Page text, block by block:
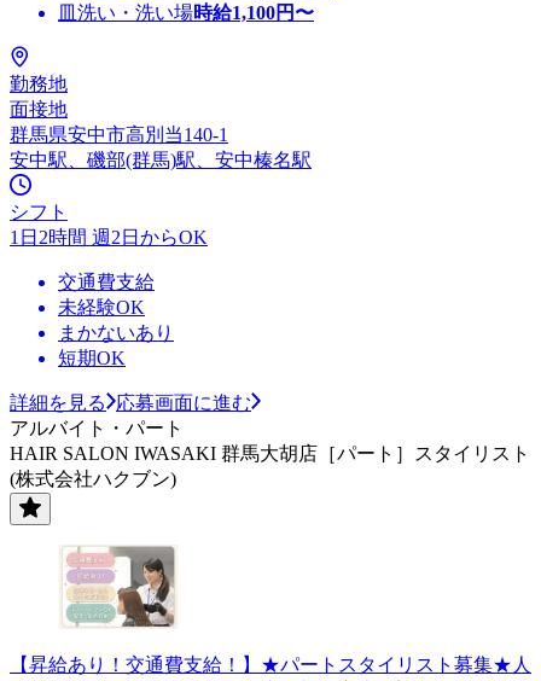
皿洗い・洗い場時給1,100円〜
勤務地
面接地
群馬県安中市高別当140-1
安中駅、磯部(群馬)駅、安中榛名駅
シフト
1日2時間 週2日からOK
交通費支給
未経験OK
まかないあり
短期OK
詳細を見る
応募画面に進む
アルバイト・パート
HAIR SALON IWASAKI 群馬大胡店［パート］スタイリスト
(株式会社ハクブン)
【昇給あり！交通費支給！】★パートスタイリスト募集★人